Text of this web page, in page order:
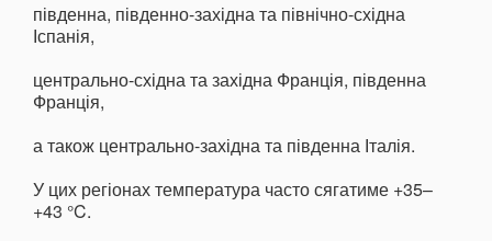
південна, південно-західна та північно-східна
Іспанія,
центрально-східна та західна Франція, південна
Франція,
а також центрально-західна та південна Італія.
У цих регіонах температура часто сягатиме +35–
+43 °C.